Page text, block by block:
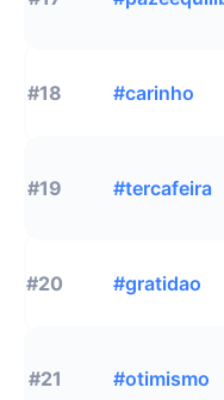
#18 #carinho
#19 #tercafeira
#20 #gratidao
#21 #otimismo